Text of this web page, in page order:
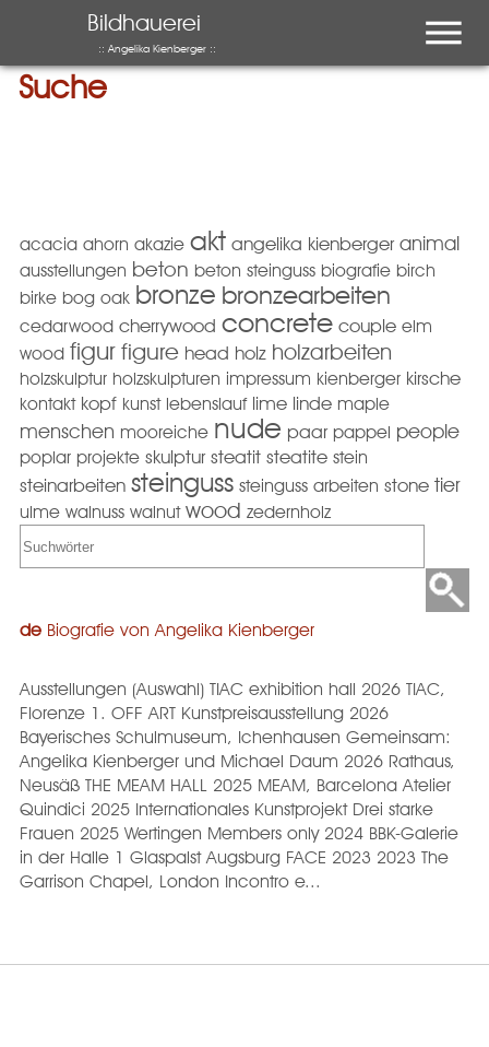
Bildhauerei
:: Angelika Kienberger ::
Suche
acacia ahorn akazie akt angelika kienberger animal
ausstellungen beton beton steinguss biografie birch
birke bog oak bronze bronzearbeiten
cedarwood cherrywood concrete couple elm
wood figur figure head holz holzarbeiten
holzskulptur holzskulpturen impressum kienberger kirsche
kontakt kopf kunst lebenslauf lime linde maple
menschen mooreiche nude paar pappel people
poplar projekte skulptur steatit steatite stein
steinarbeiten steinguss steinguss arbeiten stone tier
ulme walnuss walnut wood zedernholz
de Biografie von Angelika Kienberger
Ausstellungen (Auswahl) TIAC exhibition hall 2026 TIAC,
Florenze 1. OFF ART Kunstpreisausstellung 2026
Bayerisches Schulmuseum, Ichenhausen Gemeinsam:
Angelika Kienberger und Michael Daum 2026 Rathaus,
Neusäß THE MEAM HALL 2025 MEAM, Barcelona Atelier
Quindici 2025 Internationales Kunstprojekt Drei starke
Frauen 2025 Wertingen Members only 2024 BBK-Galerie
in der Halle 1 Glaspalst Augsburg FACE 2023 2023 The
Garrison Chapel, London Incontro e...